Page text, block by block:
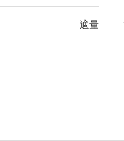
適量